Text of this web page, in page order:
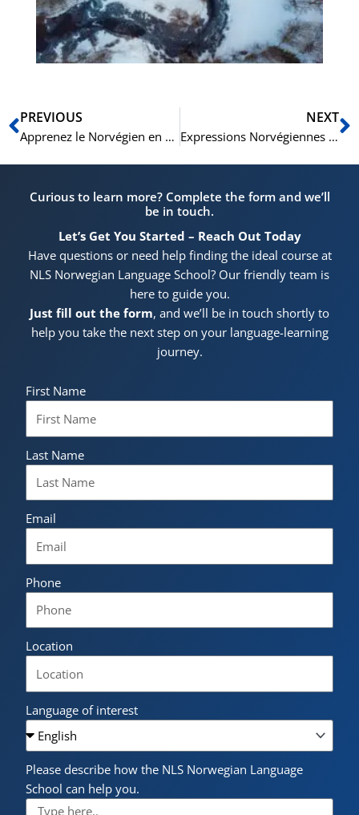
Précédent
PREVIOUS
Apprenez le Norvégien en Assistant aux Concerts de Noël Traditionnels de Norvège (Julekonsert)
NEXT
Expressions Norvégiennes Courantes pour le Test de Citoyenneté
Curious to learn more? Complete the form and we’ll
be in touch.
Let’s Get You Started – Reach Out Today
Have questions or need help finding the ideal course at
NLS Norwegian Language School? Our friendly team is
here to guide you.
Just fill out the form, and we’ll be in touch shortly to
help you take the next step on your language-learning
journey.
First Name
Last Name
Email
Phone
Location
Language of interest
Please describe how the NLS Norwegian Language
School can help you.